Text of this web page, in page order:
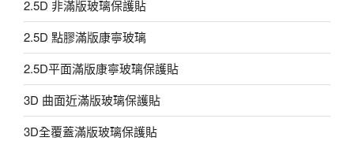
2.5D 非滿版玻璃保護貼
2.5D 點膠滿版康寧玻璃
2.5D平面滿版康寧玻璃保護貼
3D 曲面近滿版玻璃保護貼
3D全覆蓋滿版玻璃保護貼